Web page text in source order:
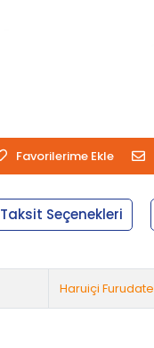
Favorilerime Ekle
Taksit Seçenekleri
Haruiçi Furudate